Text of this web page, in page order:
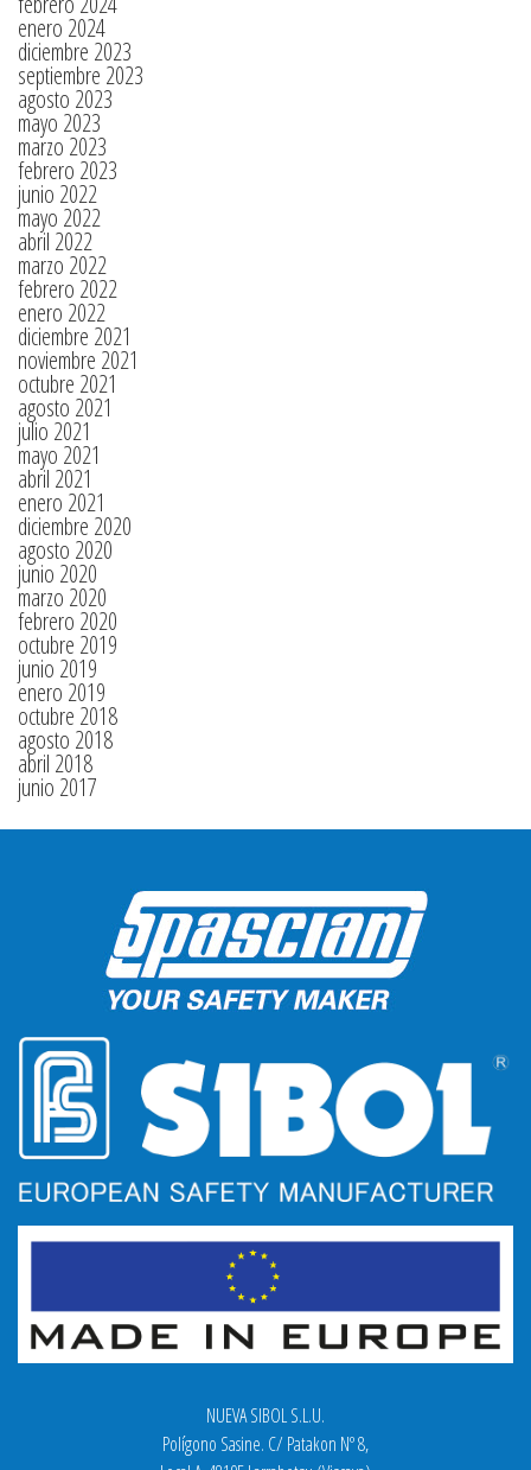
enero 2024
diciembre 2023
septiembre 2023
agosto 2023
mayo 2023
marzo 2023
febrero 2023
junio 2022
mayo 2022
abril 2022
marzo 2022
febrero 2022
enero 2022
diciembre 2021
noviembre 2021
octubre 2021
agosto 2021
julio 2021
mayo 2021
abril 2021
enero 2021
diciembre 2020
agosto 2020
junio 2020
marzo 2020
febrero 2020
octubre 2019
junio 2019
enero 2019
octubre 2018
agosto 2018
abril 2018
junio 2017
NUEVA SIBOL S.L.U.
Polígono Sasine. C/ Patakon Nº 8,